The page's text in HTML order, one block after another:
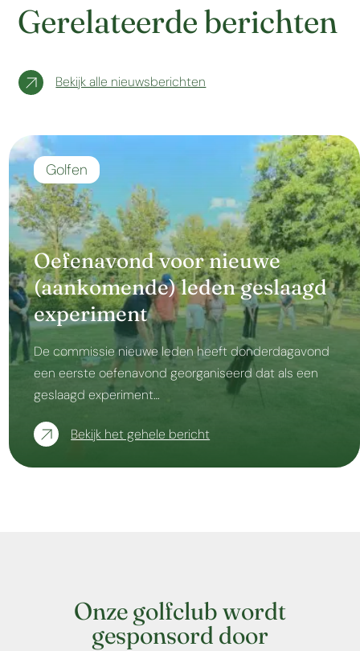
Gerelateerde berichten
Bekijk alle nieuwsberichten
Oefenavond voor nieuwe
(aankomende) leden geslaagd
experiment
Golfen
De commissie nieuwe leden heeft donderdagavond
een eerste oefenavond georganiseerd dat als een
geslaagd experiment…
Bekijk het gehele bericht
Onze golfclub wordt
gesponsord door